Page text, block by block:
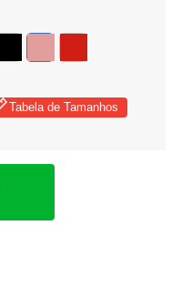
Tabela de Tamanhos